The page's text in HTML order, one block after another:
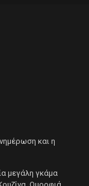
και η
μεγάλη γκάμα